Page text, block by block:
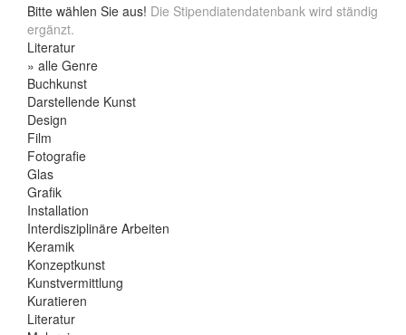
Bitte wählen Sie aus! Die Stipendiatendatenbank wird ständig
ergänzt.
Literatur
» alle Genre
Buchkunst
Darstellende Kunst
Design
Film
Fotografie
Glas
Grafik
Installation
Interdisziplinäre Arbeiten
Keramik
Konzeptkunst
Kunstvermittlung
Kuratieren
Literatur